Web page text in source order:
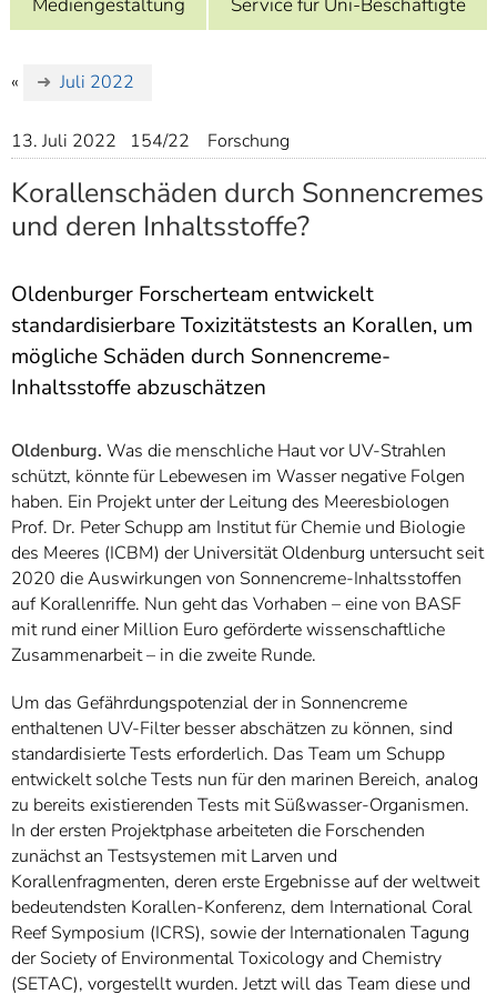
7]
Informationen zur
« Juli 2022
13. Juli 2022 154/22 Forschung
Korallenschäden durch Sonnencremes
und deren Inhaltsstoffe?
Oldenburger Forscherteam entwickelt
standardisierbare Toxizitätstests an Korallen, um
mögliche Schäden durch Sonnencreme-
Inhaltsstoffe abzuschätzen
Oldenburg. Was die menschliche Haut vor UV-Strahlen
schützt, könnte für Lebewesen im Wasser negative Folgen
haben. Ein Projekt unter der Leitung des Meeresbiologen
Prof. Dr. Peter Schupp am Institut für Chemie und Biologie
des Meeres (ICBM) der Universität Oldenburg untersucht seit
2020 die Auswirkungen von Sonnencreme-Inhaltsstoffen
auf Korallenriffe. Nun geht das Vorhaben – eine von BASF
mit rund einer Million Euro geförderte wissenschaftliche
Zusammenarbeit – in die zweite Runde.
Um das Gefährdungspotenzial der in Sonnencreme
enthaltenen UV-Filter besser abschätzen zu können, sind
standardisierte Tests erforderlich. Das Team um Schupp
entwickelt solche Tests nun für den marinen Bereich, analog
zu bereits existierenden Tests mit Süßwasser-Organismen.
In der ersten Projektphase arbeiteten die Forschenden
zunächst an Testsystemen mit Larven und
Korallenfragmenten, deren erste Ergebnisse auf der weltweit
bedeutendsten Korallen-Konferenz, dem International Coral
Reef Symposium (ICRS), sowie der Internationalen Tagung
der Society of Environmental Toxicology and Chemistry
(SETAC), vorgestellt wurden. Jetzt will das Team diese und